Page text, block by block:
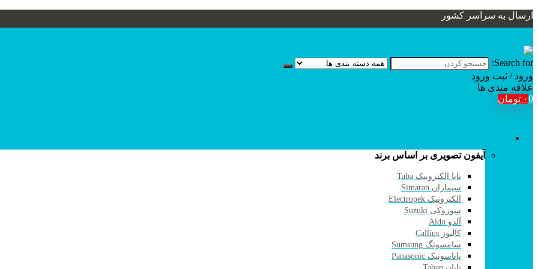
ارسال به سراسر کشور
Search for:
ورود / ثبت ورود
علاقه مندی ها
0۰ تومان
آیفون تصویری بر اساس برند
تابا الکترونیک Taba
سیماران Simaran
الکتروپیک Electropek
سوزوکی Suzuki
آلدو Aldo
کالیوز Callius
سامسونگ Sumsung
پاناسونیک Panasonic